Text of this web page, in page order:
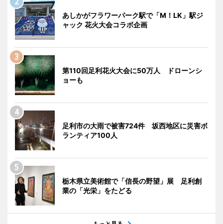
あしかがフラワーパーク駅で「M！LK」駅ジ
ャック 花火大会コラボ企画
第110回足利花火大会に50万人 ドローンシ
ョーも
足利市の大雨で被害724件 坂西地区に災害ボ
ランティア100人
栃木県立美術館で「信長の野望」展 足利創
業の「光栄」をたどる